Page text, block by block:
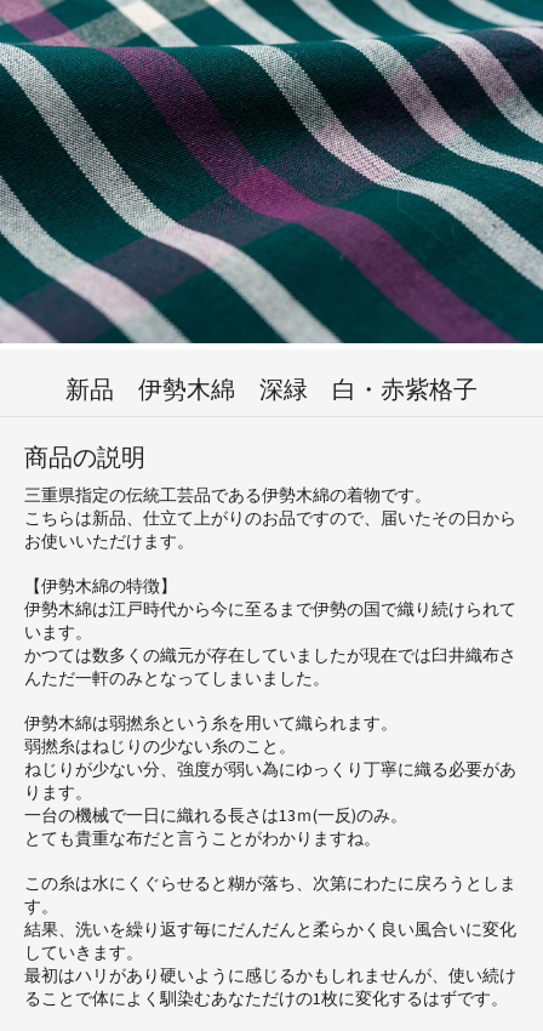
新品 伊勢木綿 深緑 白・赤紫格子
商品の説明
三重県指定の伝統工芸品である伊勢木綿の着物です。
こちらは新品、仕立て上がりのお品ですので、届いたその日から
お使いいただけます。
【伊勢木綿の特徴】
伊勢木綿は江戸時代から今に至るまで伊勢の国で織り続けられて
います。
かつては数多くの織元が存在していましたが現在では臼井織布さ
んただ一軒のみとなってしまいました。
伊勢木綿は弱撚糸という糸を用いて織られます。
弱撚糸はねじりの少ない糸のこと。
ねじりが少ない分、強度が弱い為にゆっくり丁寧に織る必要があ
ります。
一台の機械で一日に織れる長さは13ｍ(一反)のみ。
とても貴重な布だと言うことがわかりますね。
この糸は水にくぐらせると糊が落ち、次第にわたに戻ろうとしま
す。
結果、洗いを繰り返す毎にだんだんと柔らかく良い風合いに変化
していきます。
最初はハリがあり硬いように感じるかもしれませんが、使い続け
ることで体によく馴染むあなただけの1枚に変化するはずです。